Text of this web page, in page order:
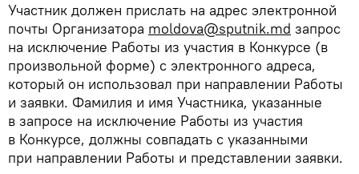
Участник должен прислать на адрес электронной
почты Организатора moldova@sputnik.md запрос
на исключение Работы из участия в Конкурсе (в
произвольной форме) с электронного адреса,
который он использовал при направлении Работы
и заявки. Фамилия и имя Участника, указанные
в запросе на исключение Работы из участия
в Конкурсе, должны совпадать с указанными
при направлении Работы и представлении заявки.